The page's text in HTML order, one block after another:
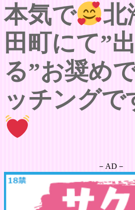
本気で
北
田町にて”
る”お奨め
ッチングで
－AD－